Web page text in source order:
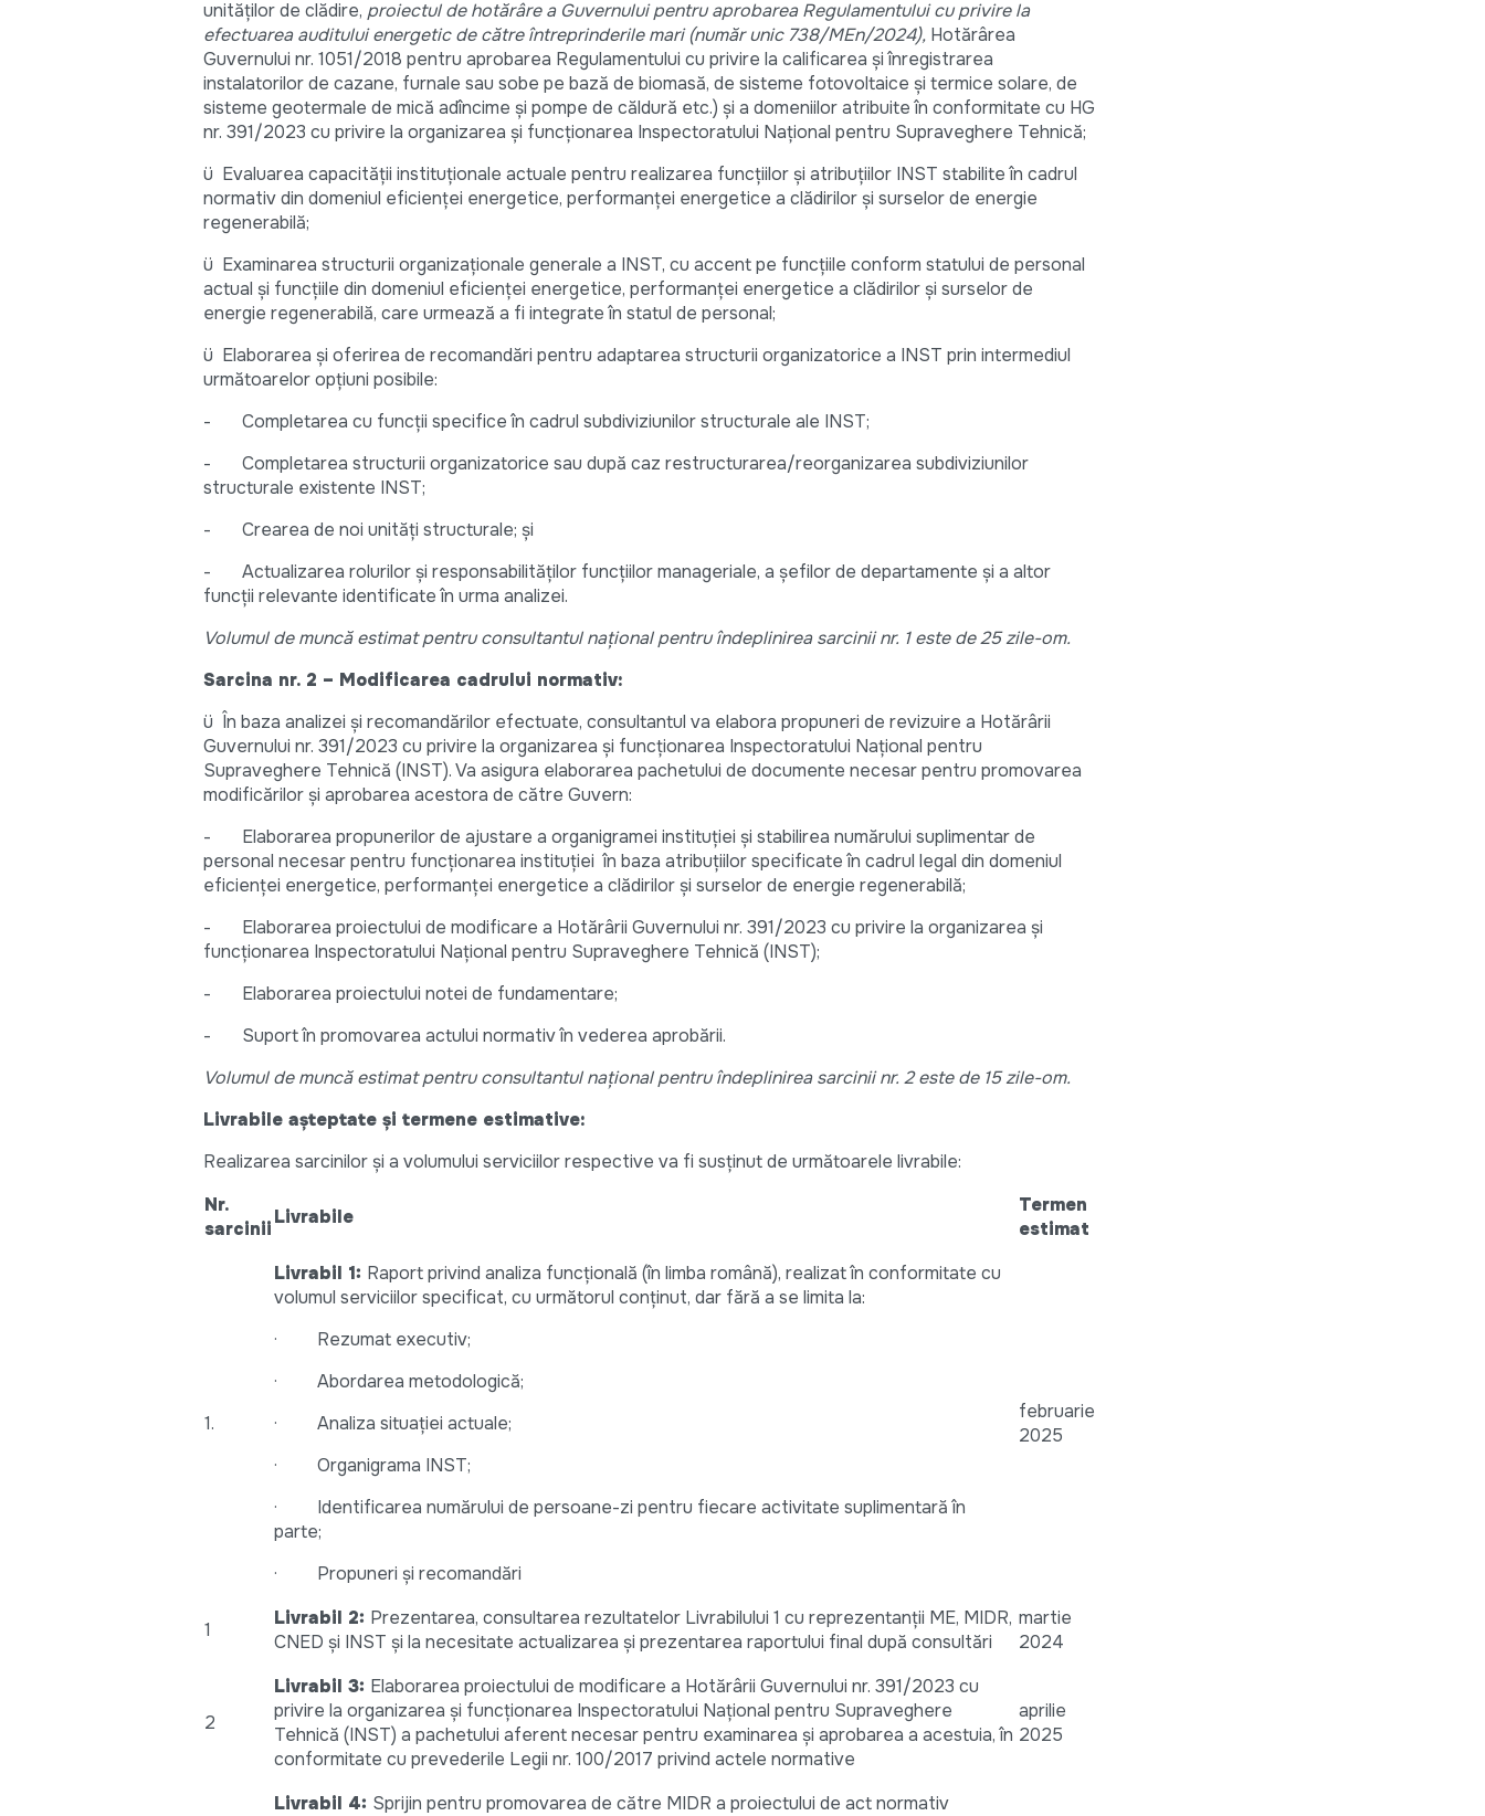
unităților de clădire, proiectul de hotărâre a Guvernului pentru aprobarea Regulamentului cu privire la
efectuarea auditului energetic de către întreprinderile mari (număr unic 738/MEn/2024), Hotărârea
Guvernului nr. 1051/2018 pentru aprobarea Regulamentului cu privire la calificarea și înregistrarea
instalatorilor de cazane, furnale sau sobe pe bază de biomasă, de sisteme fotovoltaice și termice solare, de
sisteme geotermale de mică adîncime și pompe de căldură etc.) și a domeniilor atribuite în conformitate cu HG
nr. 391/2023 cu privire la organizarea și funcționarea Inspectoratului Național pentru Supraveghere Tehnică;
ü Evaluarea capacității instituționale actuale pentru realizarea funcțiilor și atribuțiilor INST stabilite în cadrul
normativ din domeniul eficienței energetice, performanței energetice a clădirilor și surselor de energie
regenerabilă;
ü Examinarea structurii organizaționale generale a INST, cu accent pe funcțiile conform statului de personal
actual și funcțiile din domeniul eficienței energetice, performanței energetice a clădirilor și surselor de
energie regenerabilă, care urmează a fi integrate în statul de personal;
ü Elaborarea și oferirea de recomandări pentru adaptarea structurii organizatorice a INST prin intermediul
următoarelor opțiuni posibile:
- Completarea cu funcții specifice în cadrul subdiviziunilor structurale ale INST;
- Completarea structurii organizatorice sau după caz restructurarea/reorganizarea subdiviziunilor
structurale existente INST;
- Crearea de noi unități structurale; și
- Actualizarea rolurilor și responsabilităților funcțiilor manageriale, a șefilor de departamente și a altor
funcții relevante identificate în urma analizei.
Volumul de muncă estimat pentru consultantul național pentru îndeplinirea sarcinii nr. 1 este de 25 zile-om.
Sarcina nr. 2 – Modificarea cadrului normativ:
ü În baza analizei și recomandărilor efectuate, consultantul va elabora propuneri de revizuire a Hotărârii
Guvernului nr. 391/2023 cu privire la organizarea și funcționarea Inspectoratului Național pentru
Supraveghere Tehnică (INST). Va asigura elaborarea pachetului de documente necesar pentru promovarea
modificărilor și aprobarea acestora de către Guvern:
- Elaborarea propunerilor de ajustare a organigramei instituției și stabilirea numărului suplimentar de
personal necesar pentru funcționarea instituției în baza atribuțiilor specificate în cadrul legal din domeniul
eficienței energetice, performanței energetice a clădirilor și surselor de energie regenerabilă;
- Elaborarea proiectului de modificare a Hotărârii Guvernului nr. 391/2023 cu privire la organizarea și
funcționarea Inspectoratului Național pentru Supraveghere Tehnică (INST);
- Elaborarea proiectului notei de fundamentare;
- Suport în promovarea actului normativ în vederea aprobării.
Volumul de muncă estimat pentru consultantul național pentru îndeplinirea sarcinii nr. 2 este de 15 zile-om.
Livrabile așteptate și termene estimative:
Realizarea sarcinilor și a volumului serviciilor respective va fi susținut de următoarele livrabile:
Nr.
sarcinii
Livrabile
Termen
estimat
1.
Livrabil 1: Raport privind analiza funcțională (în limba română), realizat în conformitate cu
volumul serviciilor specificat, cu următorul conținut, dar fără a se limita la:
· Rezumat executiv;
· Abordarea metodologică;
· Analiza situației actuale;
· Organigrama INST;
· Identificarea numărului de persoane-zi pentru fiecare activitate suplimentară în
parte;
· Propuneri și recomandări
februarie
2025
1
Livrabil 2: Prezentarea, consultarea rezultatelor Livrabilului 1 cu reprezentanții ME, MIDR,
CNED și INST și la necesitate actualizarea și prezentarea raportului final după consultări
martie
2024
2
Livrabil 3: Elaborarea proiectului de modificare a Hotărârii Guvernului nr. 391/2023 cu
privire la organizarea și funcționarea Inspectoratului Național pentru Supraveghere
Tehnică (INST) a pachetului aferent necesar pentru examinarea și aprobarea a acestuia, în
conformitate cu prevederile Legii nr. 100/2017 privind actele normative
aprilie
2025
Livrabil 4: Sprijin pentru promovarea de către MIDR a proiectului de act normativ